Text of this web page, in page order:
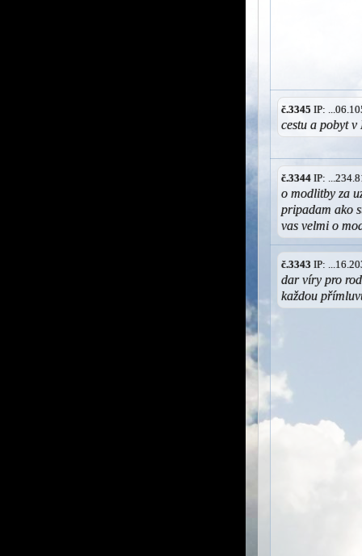
č.3345 IP:
cestu a pobyt v
č.3344 IP:
o modlitby za
pripadam ako
vas velmi o
č.3343 IP:
dar víry pro
každou